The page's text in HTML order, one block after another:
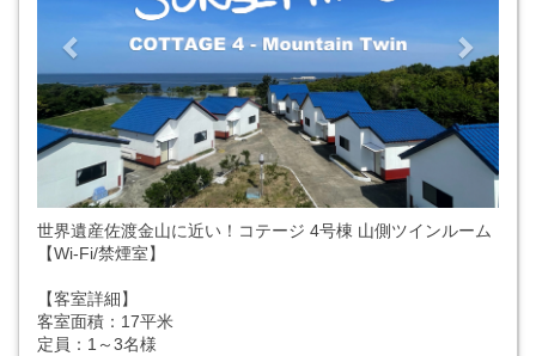
世界遺産佐渡金山に近い！コテージ 4号棟 山側ツインルーム
【Wi-Fi/禁煙室】
【客室詳細】
客室面積：17平米
定員：1～3名様